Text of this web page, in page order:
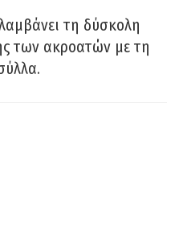
τη δύσκολη
των ακροατών με τη